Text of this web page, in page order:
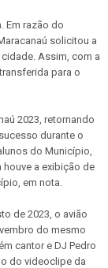
Em razão do
solicitou a
Assim, com a
para o
2023, retornando
durante o
do Município,
a exibição de
em nota.
de 2023, o avião
do mesmo
cantor e DJ Pedro
do videoclipe da